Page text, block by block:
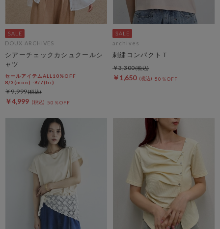
DOUX ARCHIVES
シアーチェックカシュクールシ
ャツ
セールアイテムALL10%OFF
8/3(mon)~8/7(fri)
￥4,999 50％OFF
￥9,999
archives
刺繍コンパクトＴ
￥1,650 50％OFF
￥3,300